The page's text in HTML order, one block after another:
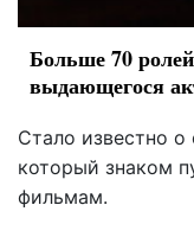
Больше 70
выдающегося
Стало известно о
который знаком
фильмам.